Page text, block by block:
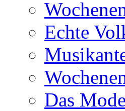
Echte
Das